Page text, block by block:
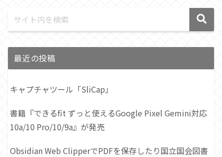
最近の投稿
キャプチャツール「SliCap」
書籍『できるfit ずっと使えるGoogle Pixel Gemini対応
10a/10 Pro/10/9a』が発売
Obsidian Web ClipperでPDFを保存したり国立国会図書